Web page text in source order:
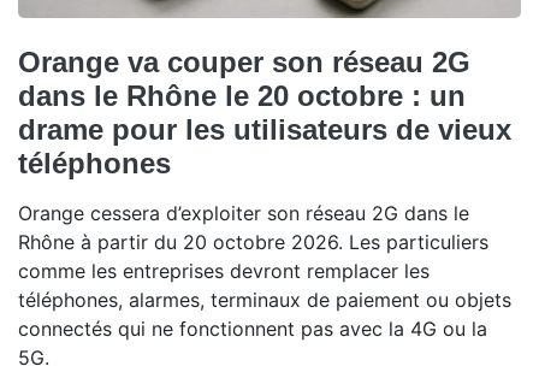
Orange va couper son réseau 2G
dans le Rhône le 20 octobre : un
drame pour les utilisateurs de vieux
téléphones
Orange cessera d’exploiter son réseau 2G dans le
Rhône à partir du 20 octobre 2026. Les particuliers
comme les entreprises devront remplacer les
téléphones, alarmes, terminaux de paiement ou objets
connectés qui ne fonctionnent pas avec la 4G ou la
5G.